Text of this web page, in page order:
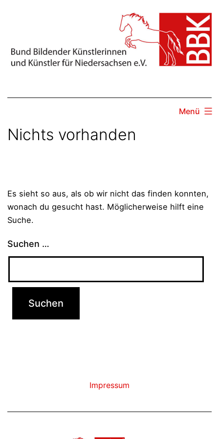
Menü
Nichts vorhanden
Es sieht so aus, als ob wir nicht das finden konnten,
wonach du gesucht hast. Möglicherweise hilft eine
Suche.
Suchen …
Impressum